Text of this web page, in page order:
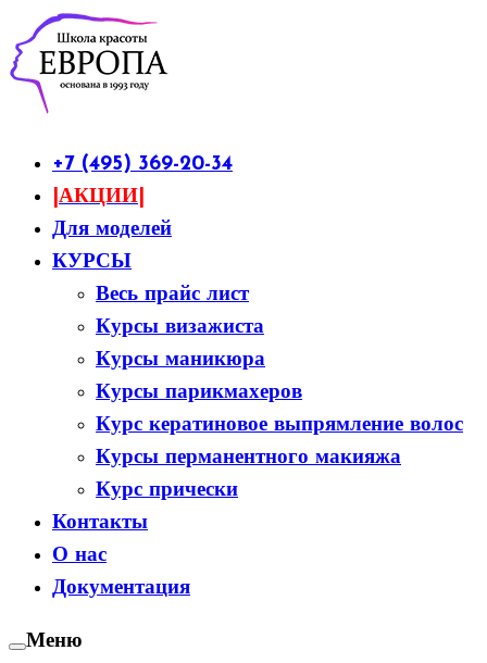
+7 (495) 369-20-34
|АКЦИИ|
Для моделей
КУРСЫ
Весь прайс лист
Курсы визажиста
Курсы маникюра
Курсы парикмахеров
Курс кератиновое выпрямление волос
Курсы перманентного макияжа
Курс прически
Контакты
О нас
Документация
Меню